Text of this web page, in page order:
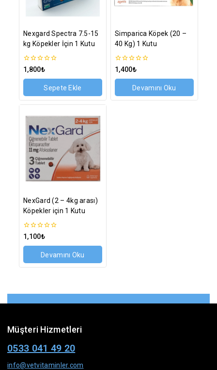
Nexgard Spectra 7.5-15
kg Köpekler İçin 1 Kutu
0
üzerinden
1,800₺
Sepete Ekle
Simparica Köpek (20 –
40 Kg) 1 Kutu
0
üzerinden
1,400₺
Devamını Oku
NexGard (2 – 4kg arası)
Köpekler için 1 Kutu
0
üzerinden
1,100₺
Devamını Oku
Müşteri Hizmetleri
0533 041 49 20
info@vetvitaminler.com